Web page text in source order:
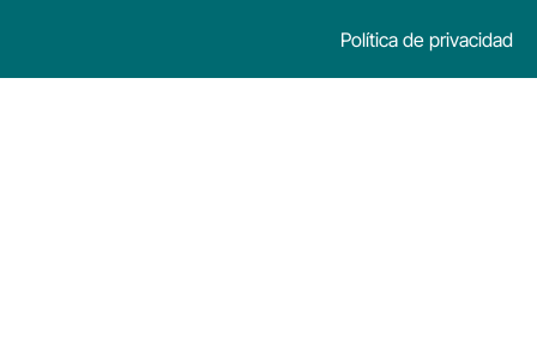
Política de privacidad